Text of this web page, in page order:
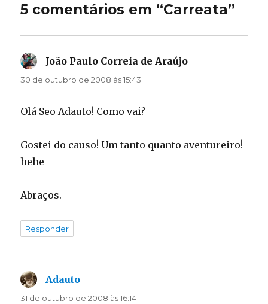
5 comentários em “Carreata”
João Paulo Correia de Araújo
30 de outubro de 2008 às 15:43
Olá Seo Adauto! Como vai?
Gostei do causo! Um tanto quanto aventureiro!
hehe
Abraços.
Responder
Adauto
31 de outubro de 2008 às 16:14